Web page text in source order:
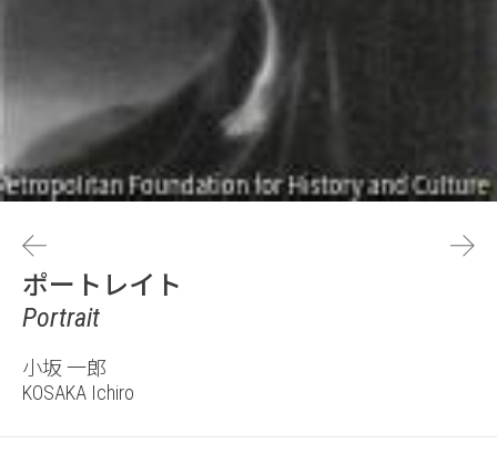
ポートレイト
Portrait
小坂 一郎
KOSAKA Ichiro